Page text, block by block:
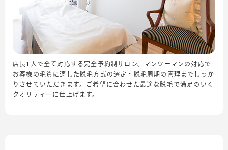
店長1人で全て対応する完全予約制サロン。マンツーマンの対応で
お客様の毛質に適した脱毛方式の選定・脱毛周期の管理までしっか
りさせていただきます。ご希望に合わせた最適な脱毛で満足のいく
クオリティーに仕上げます。